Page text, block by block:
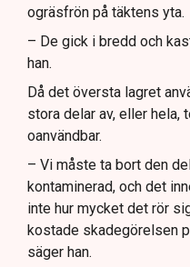
ogräsfrön på täktens yta.
– De gick i bredd och
han.
Då det översta lagret
stora delar av, eller hela,
oanvändbar.
– Vi måste ta bort den
kontaminerad, och det
inte hur mycket det rör
kostade skadegörelsen
säger han.